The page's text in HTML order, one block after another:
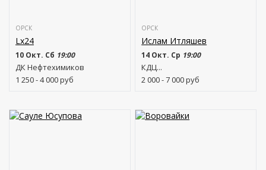
ОРСК
Lx24
10 Окт. Сб 19:00
ДК Нефтехимиков
1 250 - 4 000руб
ОРСК
Ислам Итляшев
14 Окт. Ср 19:00
КДЦ...
2 000 - 7 000руб